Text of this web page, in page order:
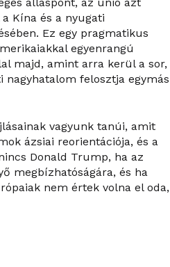
Kína és a nyugati
Ez egy pragmatikus
egyenrangú
majd, amint arra kerül a sor,
felosztja egymás
vagyunk tanúi, amit
ázsiai reorientációja, és a
Donald Trump, ha az
megbízhatóságára, és ha
nem értek volna el oda,